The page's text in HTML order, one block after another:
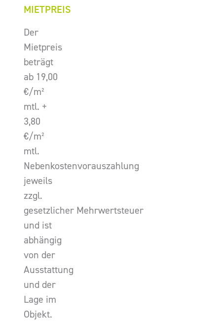
MIETPREIS
Der
Mietpreis
beträgt
ab 19,00
€/m²
mtl. +
3,80
€/m²
mtl.
Nebenkostenvorauszahlung
jeweils
zzgl.
gesetzlicher Mehrwertsteuer
und ist
abhängig
von der
Ausstattung
und der
Lage im
Objekt.